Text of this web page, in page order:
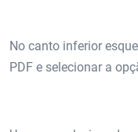
No canto inferior
PDF e selecionar a